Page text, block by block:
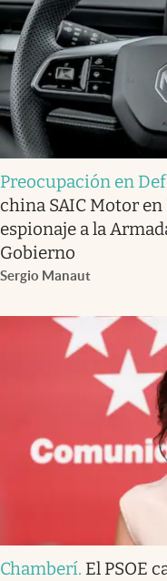
Preocupación en
china SAIC Motor
espionaje a la
Gobierno
Sergio Manaut
Chamberí. El PSOE